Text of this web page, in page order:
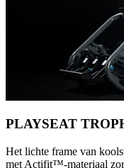
PLAYSEAT
Het lichte frame van
met Actifit™️-materiaal